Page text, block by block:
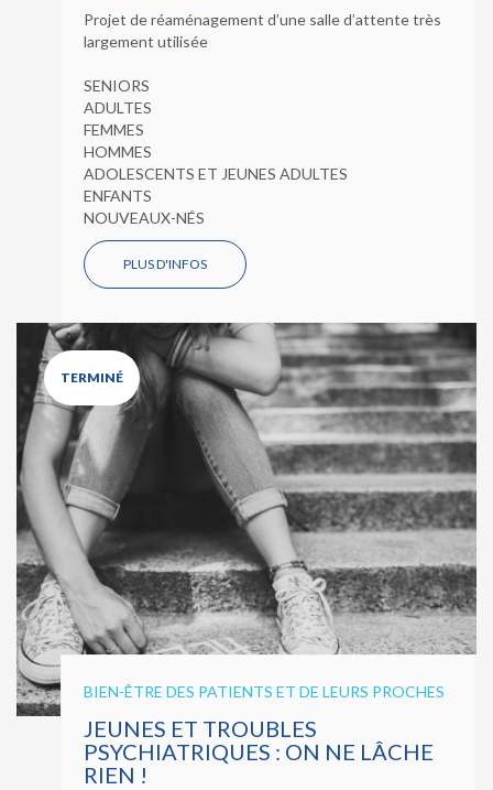
Projet de réaménagement d’une salle d’attente très
largement utilisée
SENIORS
ADULTES
FEMMES
HOMMES
ADOLESCENTS ET JEUNES ADULTES
ENFANTS
NOUVEAUX-NÉS
PLUS D'INFOS
TERMINÉ
BIEN-ÊTRE DES PATIENTS ET DE LEURS PROCHES
JEUNES ET TROUBLES
PSYCHIATRIQUES : ON NE LÂCHE
RIEN !